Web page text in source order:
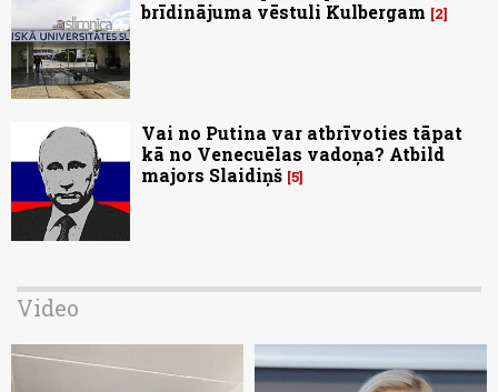
brīdinājuma vēstuli Kulbergam
2
Vai no Putina var atbrīvoties tāpat
kā no Venecuēlas vadoņa? Atbild
majors Slaidiņš 5
Video